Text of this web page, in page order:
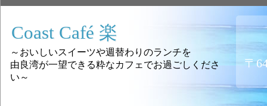
Coast Café 楽
～おいしいスイーツや週替わりのランチを
由良湾が一望できる粋なカフェでお過ごしくださ
い～
〒